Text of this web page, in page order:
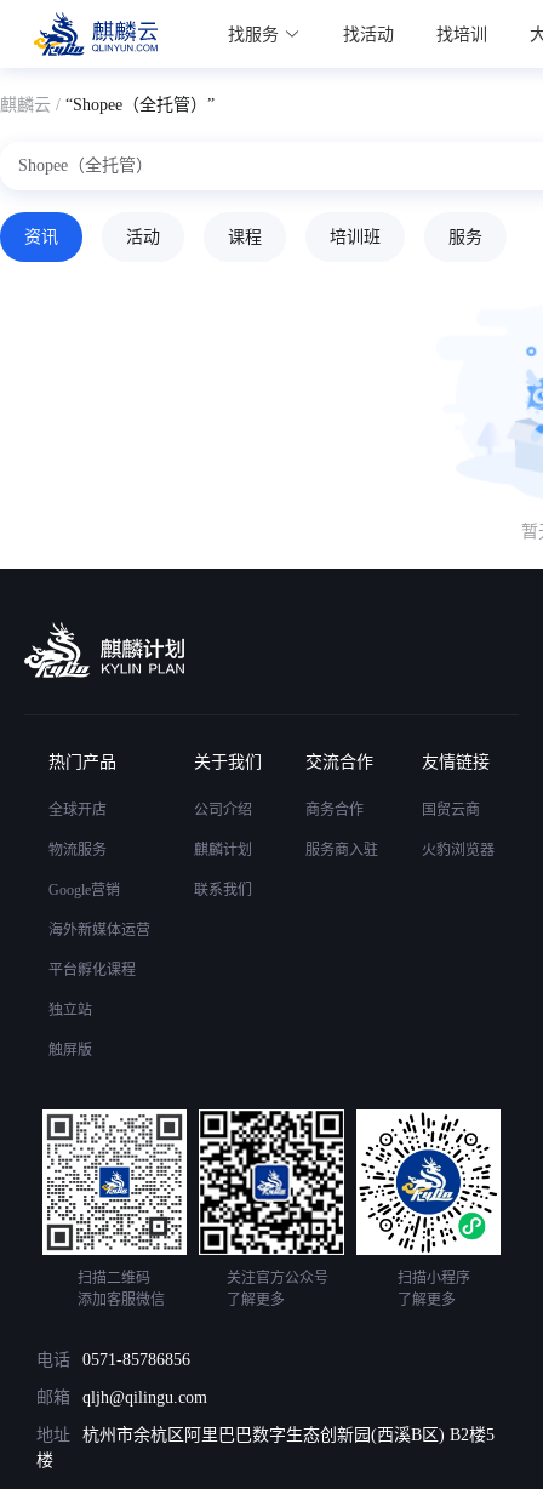
麒麟学院
Kylin Academy 找服务 找活动 找培训
麒麟云 / “Shopee（全托管）”
资讯 活动 课程 培训班 服务
暂
热门产品
全球开店
物流服务
Google营销
海外新媒体运营
平台孵化课程
独立站
触屏版
关于我们
公司介绍
麒麟计划
联系我们
交流合作
商务合作
服务商入驻
友情链接
国贸云商
火豹浏览器
扫描二维码
添加客服微信
关注官方公众号
了解更多
扫描小程序
了解更多
电话 0571-85786856
邮箱 qljh@qilingu.com
地址
杭州市余杭区阿里巴巴数字生态创新园(西溪B区) B2楼5
楼